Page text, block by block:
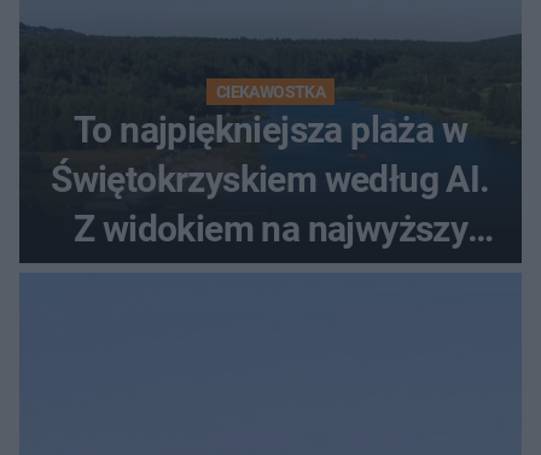
CIEKAWOSTKA
To najpiękniejsza plaża w
Świętokrzyskiem według AI.
Z widokiem na najwyższy
szczyt Gór Świętokrzyskich